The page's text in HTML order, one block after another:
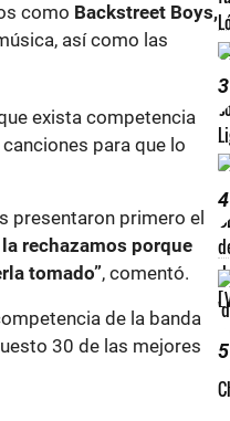
como Backstreet Boys,
así como las
exista competencia
para que lo
presentaron primero el
rechazamos porque
tomado”, comentó.
de la banda
30 de las mejores
3
4
5